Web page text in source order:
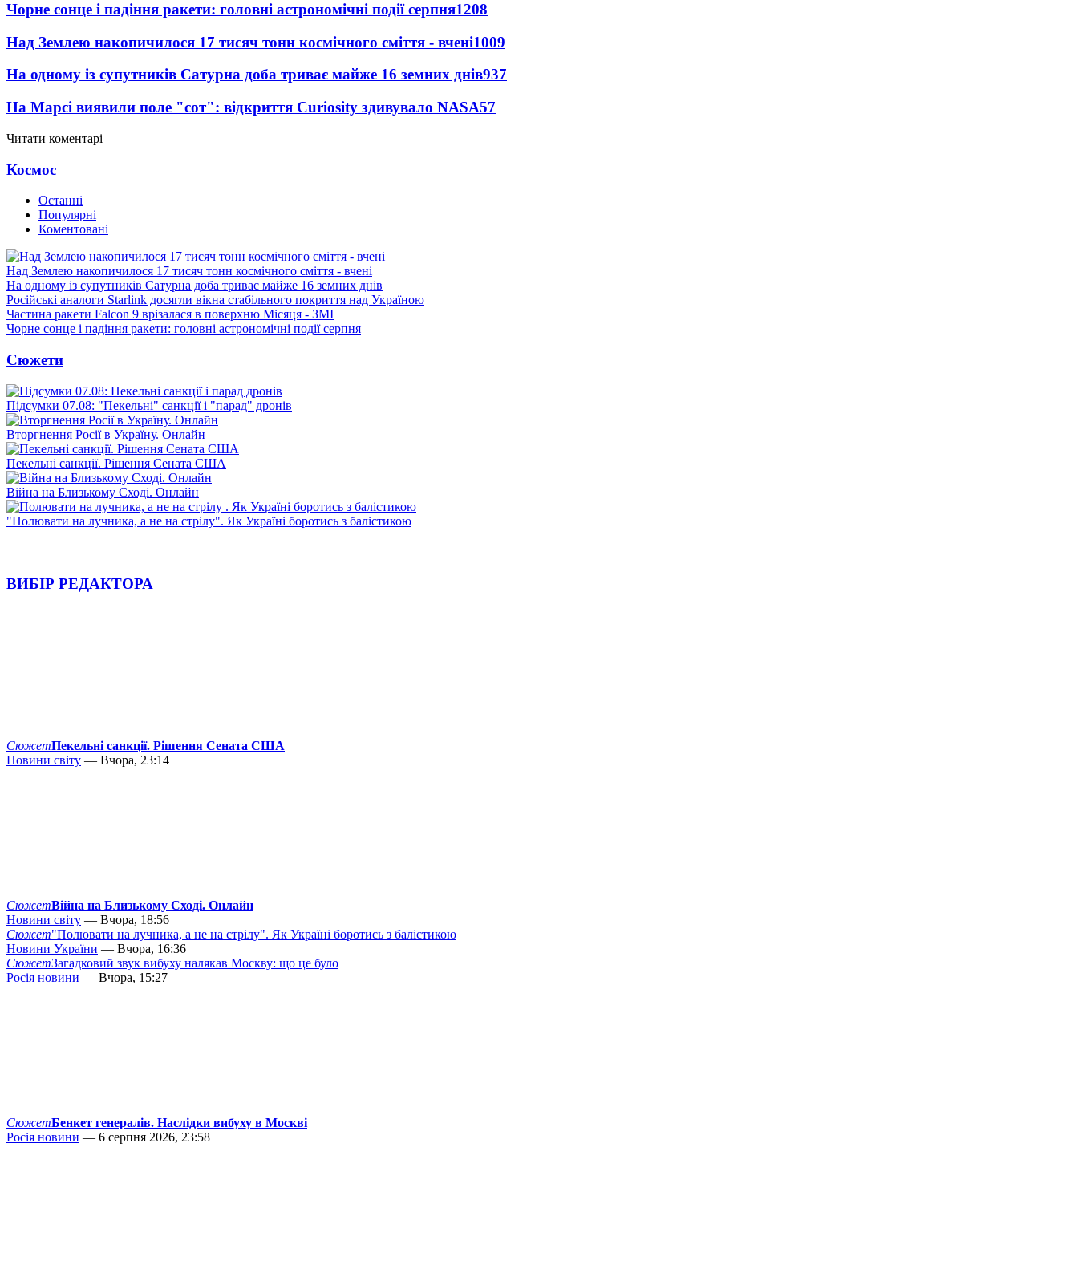
Чорне сонце і падіння ракети: головні астрономічні події серпня1208
Над Землею накопичилося 17 тисяч тонн космічного сміття - вчені1009
На одному із супутників Сатурна доба триває майже 16 земних днів937
На Марсі виявили поле "сот": відкриття Curiosity здивувало NASA57
Читати коментарі
Космос
Останні
Популярні
Коментовані
Над Землею накопичилося 17 тисяч тонн космічного сміття - вчені
На одному із супутників Сатурна доба триває майже 16 земних днів
Російські аналоги Starlink досягли вікна стабільного покриття над Україною
Частина ракети Falcon 9 врізалася в поверхню Місяця - ЗМІ
Чорне сонце і падіння ракети: головні астрономічні події серпня
Сюжети
Підсумки 07.08: "Пекельні" санкції і "парад" дронів
Вторгнення Росії в Україну. Онлайн
Пекельні санкції. Рішення Сената США
Війна на Близькому Сході. Онлайн
"Полювати на лучника, а не на стрілу". Як Україні боротись з балістикою
ВИБІР РЕДАКТОРА
СюжетПекельні санкції. Рішення Сената США
Новини світу — Вчора, 23:14
СюжетВійна на Близькому Сході. Онлайн
Новини світу — Вчора, 18:56
Сюжет"Полювати на лучника, а не на стрілу". Як Україні боротись з балістикою
Новини України — Вчора, 16:36
СюжетЗагадковий звук вибуху налякав Москву: що це було
Росія новини — Вчора, 15:27
СюжетБенкет генералів. Наслідки вибуху в Москві
Росія новини — 6 серпня 2026, 23:58